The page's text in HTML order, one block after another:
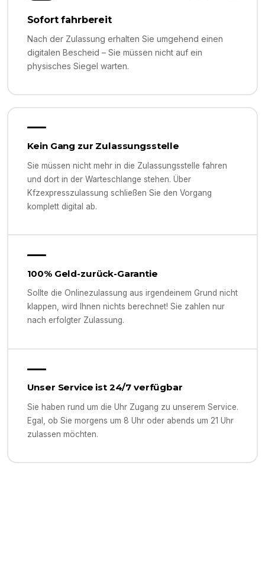
Sofort fahrbereit
Nach der Zulassung erhalten Sie umgehend einen
digitalen Bescheid – Sie müssen nicht auf ein
physisches Siegel warten.
Kein Gang zur Zulassungsstelle
Sie müssen nicht mehr in die Zulassungsstelle fahren
und dort in der Warteschlange stehen. Über
Kfzexpresszulassung schließen Sie den Vorgang
komplett digital ab.
100% Geld-zurück-Garantie
Sollte die Onlinezulassung aus irgendeinem Grund nicht
klappen, wird Ihnen nichts berechnet! Sie zahlen nur
nach erfolgter Zulassung.
Unser Service ist 24/7 verfügbar
Sie haben rund um die Uhr Zugang zu unserem Service.
Egal, ob Sie morgens um 8 Uhr oder abends um 21 Uhr
zulassen möchten.